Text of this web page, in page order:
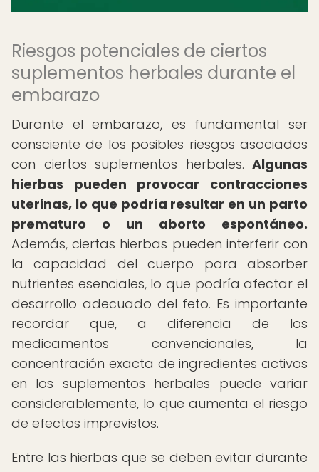
Riesgos potenciales de ciertos
suplementos herbales durante el
embarazo
Durante el embarazo, es fundamental ser
consciente de los posibles riesgos asociados
con ciertos suplementos herbales. Algunas
hierbas pueden provocar contracciones
uterinas, lo que podría resultar en un parto
prematuro o un aborto espontáneo.
Además, ciertas hierbas pueden interferir con
la capacidad del cuerpo para absorber
nutrientes esenciales, lo que podría afectar el
desarrollo adecuado del feto. Es importante
recordar que, a diferencia de los
medicamentos convencionales, la
concentración exacta de ingredientes activos
en los suplementos herbales puede variar
considerablemente, lo que aumenta el riesgo
de efectos imprevistos.
Entre las hierbas que se deben evitar durante